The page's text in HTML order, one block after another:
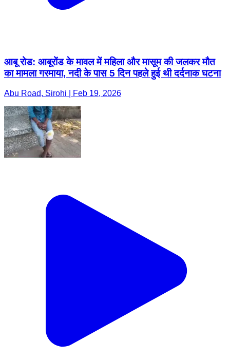
आबू रोड: आबूरोंड के मावल में महिला और मासूम की जलकर मौत
का मामला गरमाया, नदी के पास 5 दिन पहले हुई थी दर्दनाक घटना
Abu Road, Sirohi | Feb 19, 2026